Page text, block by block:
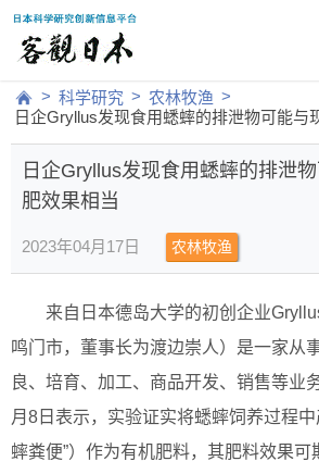
> 科学研究 > 农林牧渔 >
日企Gryllus发现食用蟋蟀的排泄物可能与
日企Gryllus发现食用蟋蟀的排泄
肥效果相当
2023年04月17日 农林牧渔
来自日本德岛大学的初创企业
鸣门市，董事长为渡边崇人）是一家从
良、培育、加工、商品开发、销售等业
月8日表示，实验证实将蟋蟀饲养过程
蟀粪便”）作为有机肥料，其肥料效果